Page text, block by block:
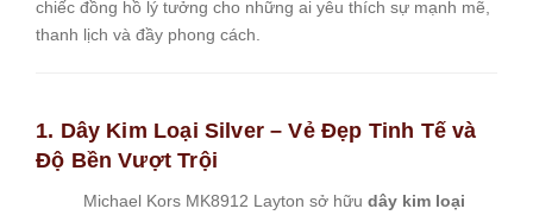
chiếc đồng hồ lý tưởng cho những ai yêu thích sự mạnh mẽ,
thanh lịch và đầy phong cách.
1. Dây Kim Loại Silver – Vẻ Đẹp Tinh Tế và
Độ Bền Vượt Trội
Michael Kors MK8912 Layton sở hữu dây kim loại